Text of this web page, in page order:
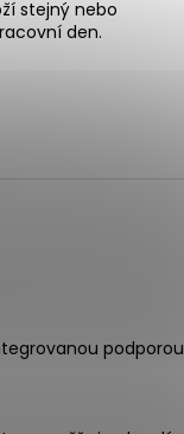
stejný nebo
den.